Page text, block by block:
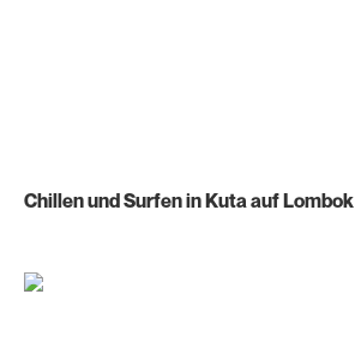
Chillen und Surfen in Kuta auf Lombok